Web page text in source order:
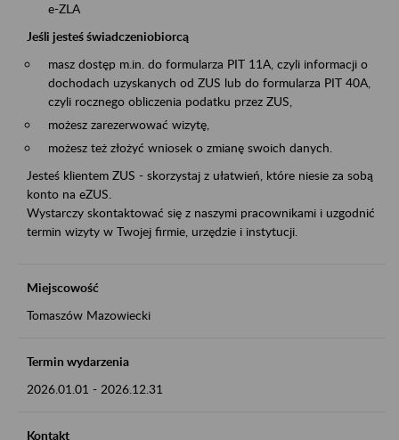
e-ZLA
Jeśli jesteś świadczeniobiorcą
masz dostęp m.in. do formularza PIT 11A, czyli informacji o
dochodach uzyskanych od ZUS lub do formularza PIT 40A,
czyli rocznego obliczenia podatku przez ZUS,
możesz zarezerwować wizytę,
możesz też złożyć wniosek o zmianę swoich danych.
Jesteś klientem ZUS - skorzystaj z ułatwień, które niesie za sobą
konto na eZUS.
Wystarczy skontaktować się z naszymi pracownikami i uzgodnić
termin wizyty w Twojej firmie, urzędzie i instytucji.
Miejscowość
Tomaszów Mazowiecki
Termin wydarzenia
2026.01.01 - 2026.12.31
Kontakt